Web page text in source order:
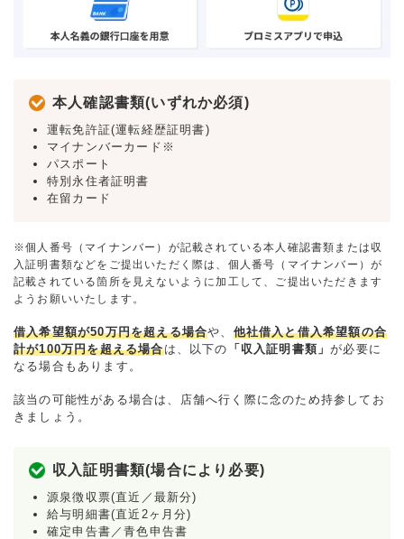
本人確認書類(いずれか必須)
運転免許証(運転経歴証明書)
マイナンバーカード※
パスポート
特別永住者証明書
在留カード
※個人番号（マイナンバー）が記載されている本人確認書類または収
入証明書類などをご提出いただく際は、個人番号（マイナンバー）が
記載されている箇所を見えないように加工して、ご提出いただきます
ようお願いいたします。
借入希望額が50万円を超える場合や、 他社借入と借入希望額の合
計が100万円を超える場合は、以下の 「収入証明書類」が必要に
なる場合もあります。
該当の可能性がある場合は、店舗へ行く際に念のため持参してお
きましょう。
収入証明書類(場合により必要)
源泉徴収票(直近／最新分)
給与明細書(直近2ヶ月分)
確定申告書／青色申告書